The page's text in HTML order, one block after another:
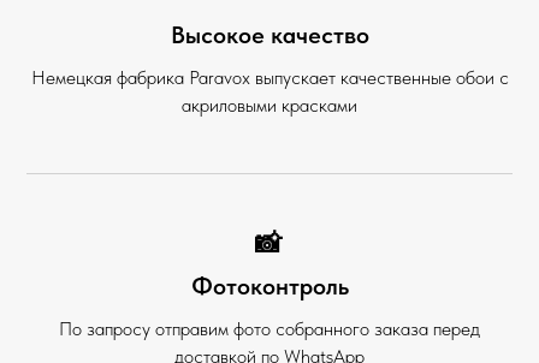
Высокое качество
Немецкая фабрика Paravox выпускает качественные обои с
акриловыми красками
📸
Фотоконтроль
По запросу отправим фото собранного заказа перед
доставкой по WhatsApp